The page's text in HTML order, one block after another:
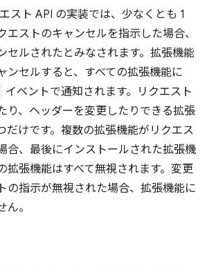
スト API の実装では、少なくとも 1
エストのキャンセルを指示した場合、
セルされたとみなされます。拡張機能
ンセルすると、すべての拡張機能に
イベントで通知されます。リクエスト
り、ヘッダーを変更したりできる拡張
だけです。複数の拡張機能がリクエス
合、最後にインストールされた拡張機
拡張機能はすべて無視されます。変更
の指示が無視された場合、拡張機能に
。